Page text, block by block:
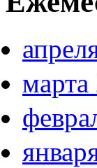
марта